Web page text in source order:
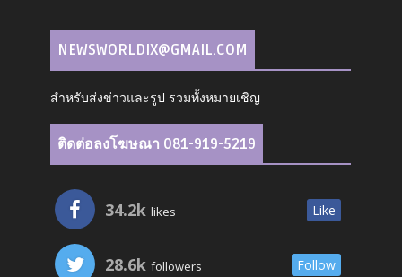
NEWSWORLDIX@GMAIL.COM
สำหรับส่งข่าวและรูป รวมทั้งหมายเชิญ
ติดต่อลงโฆษณา 081-919-5219
34.2k likes Like
28.6k followers Follow